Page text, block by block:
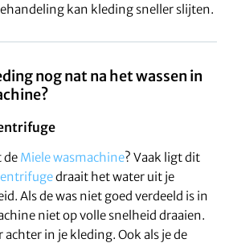
kan kleding sneller slijten.
nog nat na het wassen in
de Miele wasmachine? Vaak ligt dit
draait het water uit je
Als de was niet goed verdeeld is in
niet op volle snelheid draaien.
in je kleding. Ook als je de